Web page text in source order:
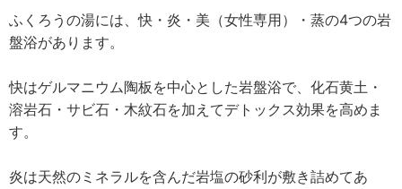
ふくろうの湯には、快・炎・美（女性専用）・蒸の4つの岩
盤浴があります。
快はゲルマニウム陶板を中心とした岩盤浴で、化石黄土・
溶岩石・サビ石・木紋石を加えてデトックス効果を高めま
す。
炎は天然のミネラルを含んだ岩塩の砂利が敷き詰めてあ